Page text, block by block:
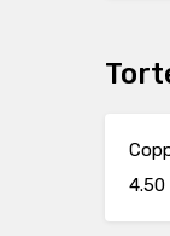
4.50